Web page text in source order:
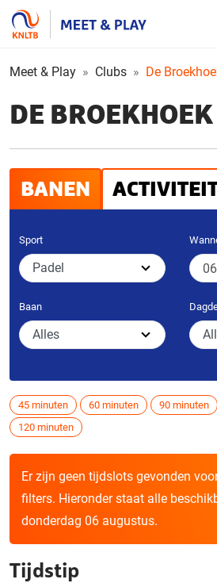
Service
menu
Meet & Play Clubs De
DE BROEKHOEK
BANEN
Sport
Baan
45 minuten 60 minuten 90 minuten
120 minuten
Er zijn geen tijdslots gevonden
filters. Hieronder staat alle
donderdag 06 augustus.
Tijdstip